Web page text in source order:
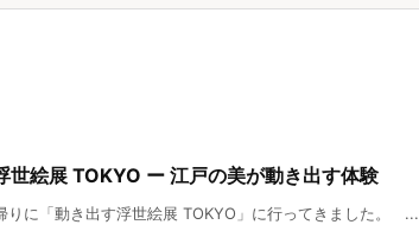
世絵展 TOKYO ー 江戸の美が動き出す体験
りに「動き出す浮世絵展 TOKYO」に行ってきました。 ...